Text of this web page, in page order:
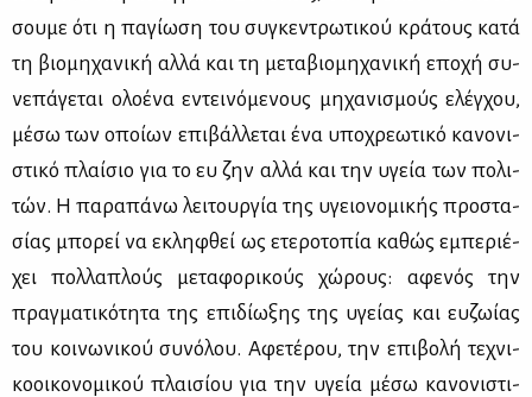
σου­με ότι η πα­γί­ω­ση του συ­γκε­ντρω­τι­κού κρά­τους κα­τά
τη βιο­μη­χα­νι­κή αλ­λά και τη με­τα­βιο­μη­χα­νι­κή επο­χή συ­
νε­πά­γε­ται ολο­έ­να εντει­νό­με­νους μη­χα­νι­σμούς ελέγ­χου,
μέ­σω των οποί­ων επι­βάλ­λε­ται ένα υπο­χρε­ω­τι­κό κα­νο­νι­
στι­κό πλαί­σιο για το ευ ζην αλ­λά και την υγεία των πο­λι­
τών. Η πα­ρα­πά­νω λει­τουρ­γία της υγειο­νο­μι­κής προ­στα­
σί­ας μπο­ρεί να εκλη­φθεί ως ετε­ρο­το­πία κα­θώς εμπε­ριέ­
χει πολ­λα­πλούς με­τα­φο­ρι­κούς χώ­ρους: αφε­νός την
πραγ­μα­τι­κό­τη­τα της επι­δί­ω­ξης της υγεί­ας και ευ­ζω­ί­ας
του κοι­νω­νι­κού συ­νό­λου. Αφε­τέ­ρου, την επι­βο­λή τε­χνι­
κο­οι­κο­νο­μι­κού πλαι­σί­ου για την υγεία μέ­σω κα­νο­νι­στι­